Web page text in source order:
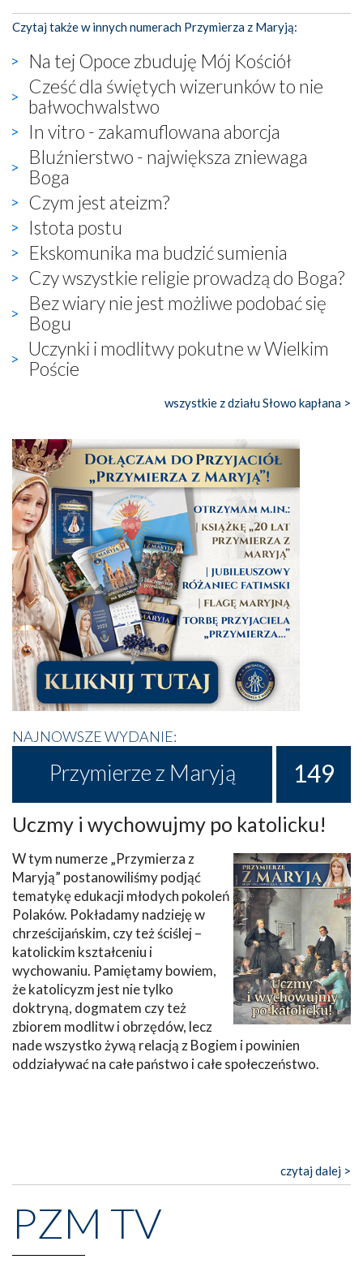
Czytaj także w innych numerach Przymierza z Maryją:
Na tej Opoce zbuduję Mój Kościół
Cześć dla świętych wizerunków to nie
bałwochwalstwo
In vitro - zakamuflowana aborcja
Bluźnierstwo - największa zniewaga
Boga
Czym jest ateizm?
Istota postu
Ekskomunika ma budzić sumienia
Czy wszystkie religie prowadzą do Boga?
Bez wiary nie jest możliwe podobać się
Bogu
Uczynki i modlitwy pokutne w Wielkim
Poście
wszystkie z działu Słowo kapłana >
NAJNOWSZE WYDANIE:
Przymierze z Maryją 149
Uczmy i wychowujmy po katolicku!
W tym numerze „Przymierza z
Maryją” postanowiliśmy podjąć
tematykę edukacji młodych pokoleń
Polaków. Pokładamy nadzieję w
chrześcijańskim, czy też ściślej –
katolickim kształceniu i
wychowaniu. Pamiętamy bowiem,
że katolicyzm jest nie tylko
doktryną, dogmatem czy też
zbiorem modlitw i obrzędów, lecz
nade wszystko żywą relacją z Bogiem i powinien
oddziaływać na całe państwo i całe społeczeństwo.
czytaj dalej >
PZM TV